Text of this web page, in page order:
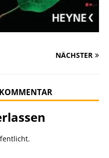
NÄCHSTER